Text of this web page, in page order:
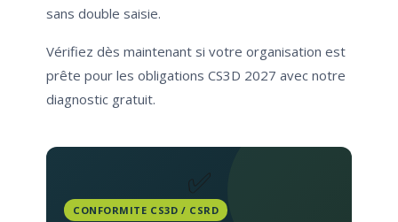
sans double saisie.
Vérifiez dès maintenant si votre organisation est
prête pour les obligations CS3D 2027 avec notre
diagnostic gratuit.
✅
CONFORMITE CS3D / CSRD